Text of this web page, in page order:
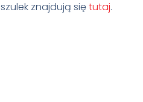
znajdują siętutaj.